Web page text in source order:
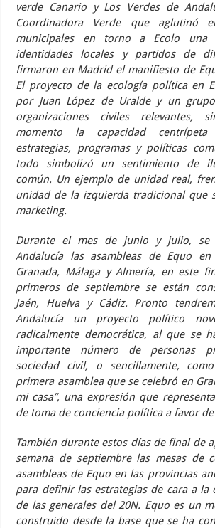
verde Canario y Los Verdes de
Coordinadora Verde que aglutinó
municipales en torno a Ecolo una
identidades locales y partidos de
firmaron en Madrid el manifiesto de
El proyecto de la ecología política en
por Juan López de Uralde y un
organizaciones civiles relevantes,
momento la capacidad
estrategias, programas y políticas
todo simbolizó un sentimiento de
común. Un ejemplo de unidad real,
unidad de la izquierda tradicional que
marketing.
Durante el mes de junio y julio, se
Andalucía las asambleas de Equo en
Granada, Málaga y Almería, en este
primeros de septiembre se están
Jaén, Huelva y Cádiz. Pronto
Andalucía un proyecto político
radicalmente democrática, al que se
importante número de personas
sociedad civil, o sencillamente,
primera asamblea que se celebró en
mi casa”, una expresión que
de toma de conciencia política a favor de
También durante estos días de final de
semana de septiembre las mesas de
asambleas de Equo en las provincias
para definir las estrategias de cara a la
de las generales del 20N. Equo es un
construido desde la base que se ha